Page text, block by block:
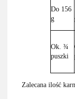
Do 156
g
Ok. ¾
puszki
Zalecana ilość